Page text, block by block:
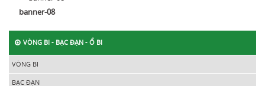
banner-08
VÒNG BI - BẠC ĐẠN - Ổ BI
VÒNG BI
BẠC ĐẠN